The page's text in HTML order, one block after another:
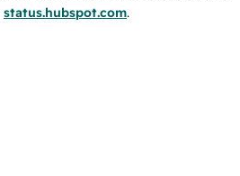
status.hubspot.com.